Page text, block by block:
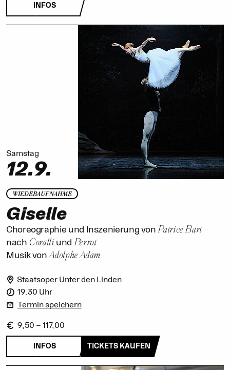
INFOS
Staatsoper Unter den Linden
19.30 Uhr
Termin speichern
9,50 – 117,00
INFOS TICKETS KAUFEN
WIEDERAUFNAHME
Giselle
Choreographie und Inszenierung vonPatrice Bart
nach Coralliund Perrot
Musik vonAdolphe Adam
Samstag
12.9.